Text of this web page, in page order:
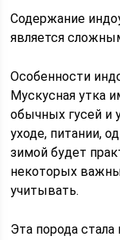
Содержание
является
Особенности
Мускусная утка
обычных гусей и
уходе, питании,
зимой будет
некоторых
учитывать.
Эта порода стала